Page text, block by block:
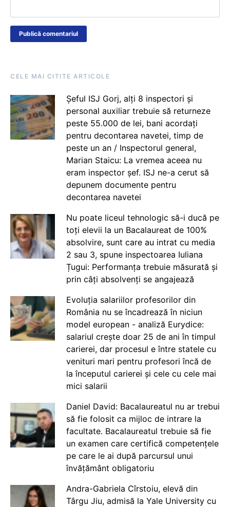
CELE MAI CITITE ARTICOLE
Șeful ISJ Gorj, alți 8 inspectori și
personal auxiliar trebuie să returneze
peste 55.000 de lei, bani acordați
pentru decontarea navetei, timp de
peste un an / Inspectorul general,
Marian Staicu: La vremea aceea nu
eram inspector șef. ISJ ne-a cerut să
depunem documente pentru
decontarea navetei
Nu poate liceul tehnologic să-i ducă pe
toți elevii la un Bacalaureat de 100%
absolvire, sunt care au intrat cu media
2 sau 3, spune inspectoarea Iuliana
Țugui: Performanța trebuie măsurată și
prin câți absolvenți se angajează
Evoluția salariilor profesorilor din
România nu se încadrează în niciun
model european - analiză Eurydice:
salariul crește doar 25 de ani în timpul
carierei, dar procesul e între statele cu
venituri mari pentru profesori încă de
la începutul carierei și cele cu cele mai
mici salarii
Daniel David: Bacalaureatul nu ar trebui
să fie folosit ca mijloc de intrare la
facultate. Bacalaureatul trebuie să fie
un examen care certifică competențele
pe care le ai după parcursul unui
învățământ obligatoriu
Andra-Gabriela Cîrstoiu, elevă din
Târgu Jiu, admisă la Yale University cu